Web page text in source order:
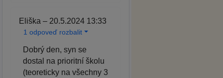
Eliška – 20.5.2024 13:33
1 odpoveď rozbalit
Dobrý den, syn se
dostal na prioritní školu
(teoreticky na všechny 3